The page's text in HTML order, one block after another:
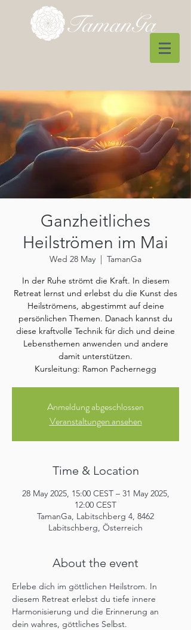
Ganzheitliches
Heilströmen im Mai
Wed 28 May
  |
TamanGa
In der Ruhe strömt die Kraft. In diesem
Retreat lernst und erlebst du die Kunst des
Heilströmens, abgestimmt auf deine
persönlichen Themen. Danach kannst du
diese kraftvolle Technik für dich und deine
Lebensthemen anwenden und andere
damit unterstützen.
Kursleitung: Ramon Pachernegg
Anmeldung abgeschlossen
Veranstaltungen ansehen
Time & Location
28 May 2025, 15:00 CEST – 31 May 2025,
12:00 CEST
TamanGa, Labitschberg 4, 8462
Labitschberg, Österreich
About the event
Erlebe dich im göttlichen Heilstrom. In
diesem Retreat erlebst du tiefe innere
Harmonisierung und die Erinnerung an
dein wahres, göttliches Selbst.